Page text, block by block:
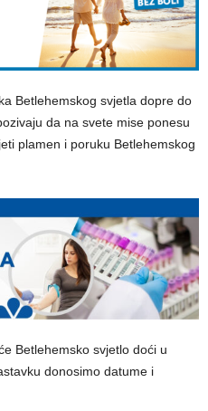
Betlehemskog svjetla dopre do
da na svete mise ponesu
plamen i poruku Betlehemskog
Betlehemsko svjetlo doći u
donosimo datume i